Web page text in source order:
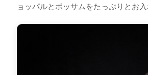
ョッパルとポッサムをたっぷりとお入